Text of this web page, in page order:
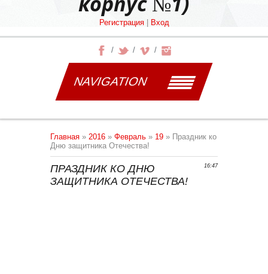
Регистрация| Вход
NAVIGATION
Главная » 2016 » Февраль » 19 » Праздник ко
Дню защитника Отечества!
16:47
ПРАЗДНИК КО ДНЮ
ЗАЩИТНИКА ОТЕЧЕСТВА!